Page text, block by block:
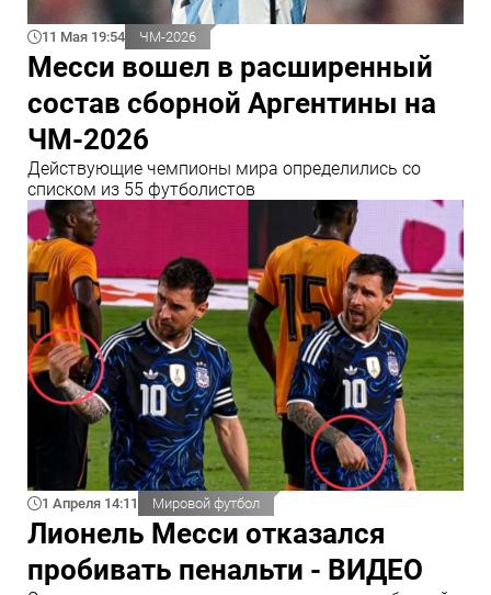
11 Мая 19:54 ЧМ-2026
Месси вошел в расширенный
состав сборной Аргентины на
ЧМ-2026
Действующие чемпионы мира определились со
списком из 55 футболистов
1 Апреля 14:11 Мировой футбол
Лионель Месси отказался
пробивать пенальти - ВИДЕО